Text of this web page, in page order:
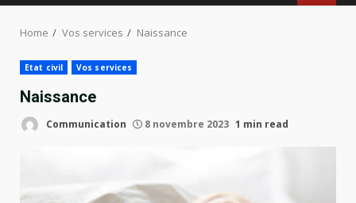
Home Vos services Naissance
Etat civil Vos services
Naissance
Communication 8 novembre 2023 1 min read